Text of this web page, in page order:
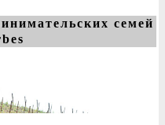
семей